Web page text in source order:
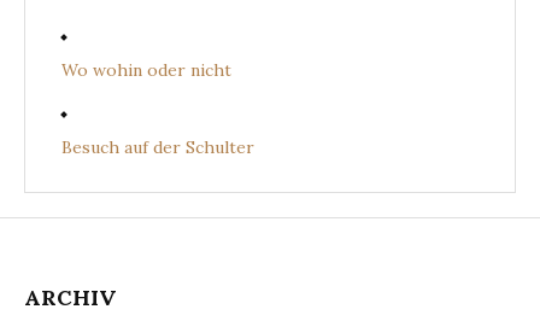
Wo wohin oder nicht
Besuch auf der Schulter
ARCHIV